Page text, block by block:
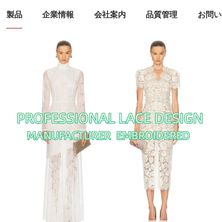
製品 企業情報 会社案内 品質管理 お問